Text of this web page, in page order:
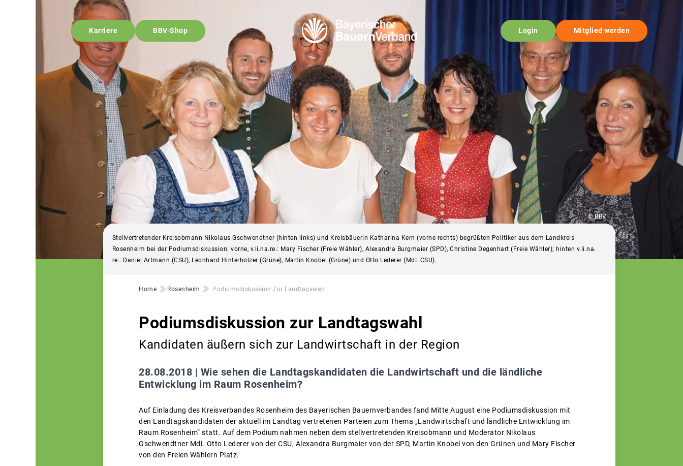
Karriere BBV-Shop Login Mitglied werden
© BBV
Stellvertretender Kreisobmann Nikolaus Gschwendtner (hinten links) und Kreisbäuerin Katharina Kern (vorne rechts) begrüßten Politiker aus dem Landkreis
Rosenheim bei der Podiumsdiskussion: vorne, v.li.na.re.: Mary Fischer (Freie Wähler), Alexandra Burgmaier (SPD), Christine Degenhart (Freie Wähler); hinten v.li.na.
re.: Daniel Artmann (CSU), Leonhard Hinterholzer (Grüne), Martin Knobel (Grüne) und Otto Lederer (MdL CSU).
Pfadnavigation
Home Rosenheim Podiumsdiskussion Zur Landtagswahl
Podiumsdiskussion zur Landtagswahl
Kandidaten äußern sich zur Landwirtschaft in der Region
28.08.2018 | Wie sehen die Landtagskandidaten die Landwirtschaft und die ländliche
Entwicklung im Raum Rosenheim?
Auf Einladung des Kreisverbandes Rosenheim des Bayerischen Bauernverbandes fand Mitte August eine Podiumsdiskussion mit
den Landtagskandidaten der aktuell im Landtag vertretenen Parteien zum Thema „Landwirtschaft und ländliche Entwicklung im
Raum Rosenheim“ statt. Auf dem Podium nahmen neben dem stellvertretenden Kreisobmann und Moderator Nikolaus
Gschwendtner MdL Otto Lederer von der CSU, Alexandra Burgmaier von der SPD, Martin Knobel von den Grünen und Mary Fischer
von den Freien Wählern Platz.